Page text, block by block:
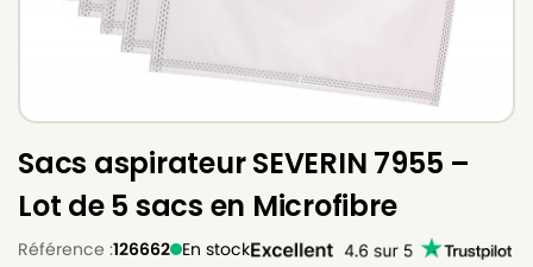
Sacs aspirateur SEVERIN 7955 –
Lot de 5 sacs en Microfibre
Référence :126662 En stock